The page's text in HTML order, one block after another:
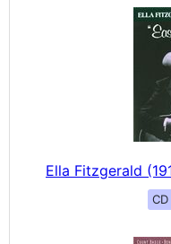
Ella Fitzgerald
CD